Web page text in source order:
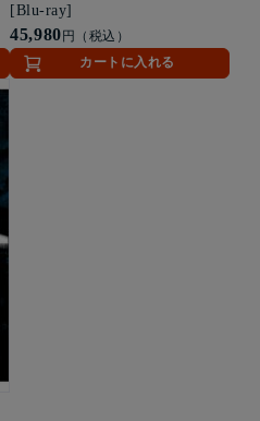
[Blu-ray]
45,980円（税込）
カートに入れる